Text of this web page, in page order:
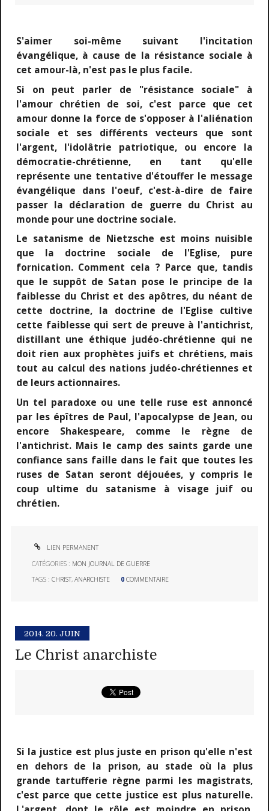
S'aimer soi-même suivant l'incitation
évangélique, à cause de la résistance sociale à
cet amour-là, n'est pas le plus facile.
Si on peut parler de "résistance sociale" à
l'amour chrétien de soi, c'est parce que cet
amour donne la force de s'opposer à l'aliénation
sociale et ses différents vecteurs que sont
l'argent, l'idolâtrie patriotique, ou encore la
démocratie-chrétienne, en tant qu'elle
représente une tentative d'étouffer le message
évangélique dans l'oeuf, c'est-à-dire de faire
passer la déclaration de guerre du Christ au
monde pour une doctrine sociale.
Le satanisme de Nietzsche est moins nuisible
que la doctrine sociale de l'Eglise, pure
fornication. Comment cela ? Parce que, tandis
que le suppôt de Satan pose le principe de la
faiblesse du Christ et des apôtres, du néant de
cette doctrine, la doctrine de l'Eglise cultive
cette faiblesse qui sert de preuve à l'antichrist,
distillant une éthique judéo-chrétienne qui ne
doit rien aux prophètes juifs et chrétiens, mais
tout au calcul des nations judéo-chrétiennes et
de leurs actionnaires.
Un tel paradoxe ou une telle ruse est annoncé
par les épîtres de Paul, l'apocalypse de Jean, ou
encore Shakespeare, comme le règne de
l'antichrist. Mais le camp des saints garde une
confiance sans faille dans le fait que toutes les
ruses de Satan seront déjouées, y compris le
coup ultime du satanisme à visage juif ou
chrétien.
LIEN PERMANENT
CATÉGORIES : MON JOURNAL DE GUERRE
TAGS :CHRIST,ANARCHISTE 0 COMMENTAIRE
2014. 20. JUIN
Le Christ anarchiste
Si la justice est plus juste en prison qu'elle n'est
en dehors de la prison, au stade où la plus
grande tartufferie règne parmi les magistrats,
c'est parce que cette justice est plus naturelle.